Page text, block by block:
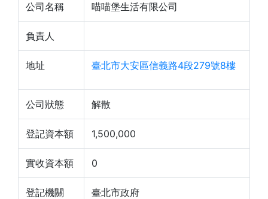
公司名稱 喵喵堡生活有限公司
負責人
地址 臺北市大安區信義路4段279號8樓
公司狀態 解散
登記資本額 1,500,000
實收資本額 0
登記機關 臺北市政府